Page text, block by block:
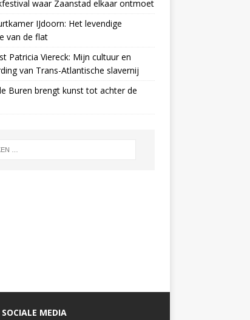
waar Zaanstad elkaar ontmoet
IJdoorn: Het levendige
van de flat
Patricia Viereck: Mijn cultuur en
van Trans-Atlantische slavernij
Buren brengt kunst tot achter de
MEDIA